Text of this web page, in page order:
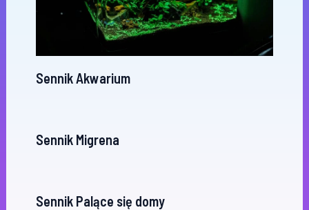
Sennik Akwarium
Sennik Migrena
Sennik Palące się domy